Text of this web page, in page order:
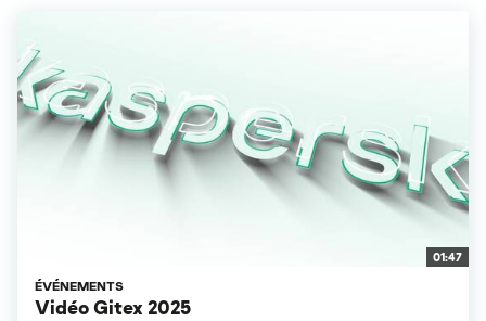
01:47
ÉVÉNEMENTS
Vidéo Gitex 2025